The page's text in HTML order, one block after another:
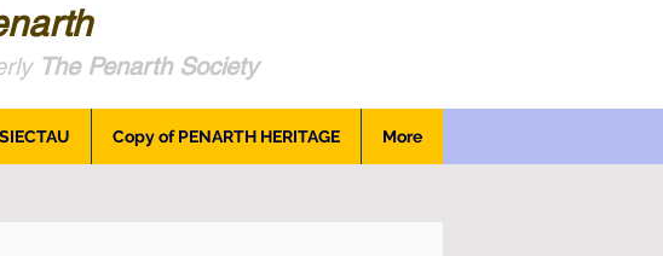
The Penarth Society
Copy of PENARTH HERITAGE More